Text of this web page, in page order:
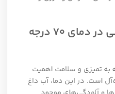
قابلیت ضدعفونی در دمای 70 درجه
به تمیزی و سلامت اهمیت
است. در این دما، آب داغ